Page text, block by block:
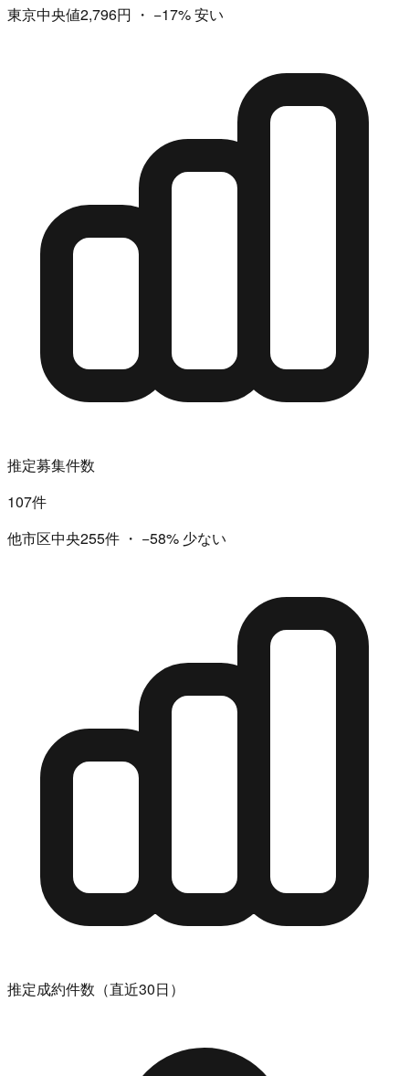
東京中央値2,796円 ・ −17%安い
推定募集件数
107件
他市区中央255件 ・ −58% 少ない
推定成約件数（直近30日）